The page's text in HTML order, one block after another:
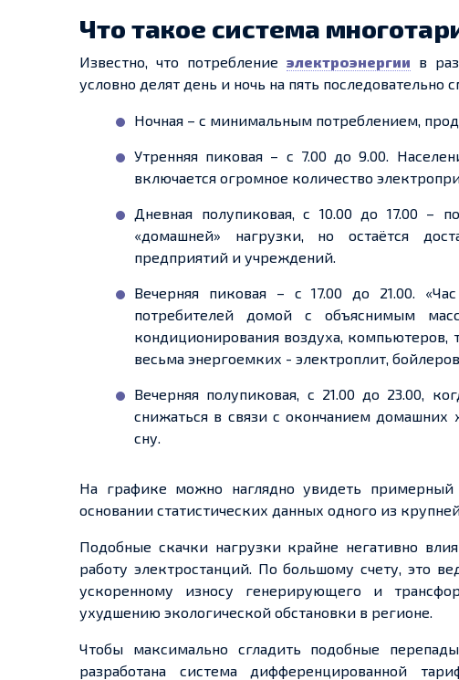
Что такое система
Известно, что потребление электроэнергии в
условно делят день и ночь на пять
Ночная – с минимальным потреблением,
Утренняя пиковая – с 7.00 до 9.00.
включается огромное количество
Дневная полупиковая, с 10.00 до 17.00 –
«домашней» нагрузки, но остаётся
предприятий и учреждений.
Вечерняя пиковая – с 17.00 до 21.00.
потребителей домой с объяснимым
кондиционирования воздуха, компьютеров,
весьма энергоемких - электроплит,
Вечерняя полупиковая, с 21.00 до 23.00,
снижаться в связи с окончанием домашних
сну.
На графике можно наглядно увидеть примерный
основании статистических данных одного из
Подобные скачки нагрузки крайне негативно
работу электростанций. По большомусчету, это
ускоренному износу генерирующего и
ухудшению экологической обстановки в регионе.
Чтобы максимально сгладить подобные
разработана система дифференцированной